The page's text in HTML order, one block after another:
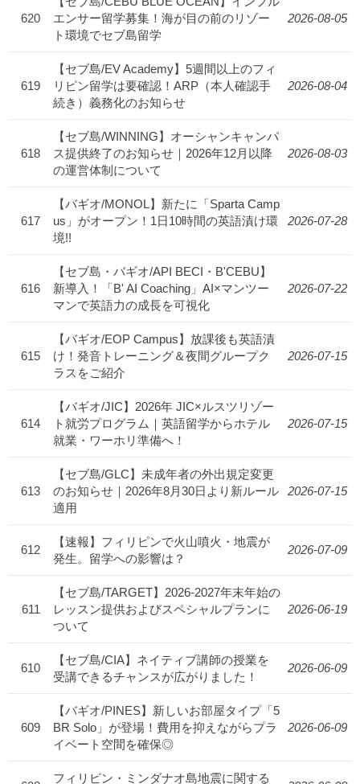
620
エンサー留学募集！海が目の前のリゾー
ト環境でセブ島留学
2026-08-05
619
【セブ島/EV Academy】5週間以上のフィ
リピン留学は要確認！ARP（本人確認手
続き）義務化のお知らせ
2026-08-04
618
【セブ島/WINNING】オーシャンキャンパ
ス提供終了のお知らせ｜2026年12月以降
の運営体制について
2026-08-03
617
【バギオ/MONOL】新たに「Sparta Camp
us」がオープン！1日10時間の英語漬け環
境!!
2026-07-28
616
【セブ島・バギオ/API BECI・B'CEBU】
新導入！「B' AI Coaching」AI×マンツー
マンで英語力の成長を可視化
2026-07-22
615
【バギオ/EOP Campus】放課後も英語漬
け！発音トレーニング＆夜間グループク
ラスをご紹介
2026-07-15
614
【バギオ/JIC】2026年 JIC×ルスツリゾー
ト就労プログラム｜英語留学からホテル
就業・ワーホリ準備へ！
2026-07-15
613
【セブ島/GLC】未成年者の外出規定変更
のお知らせ｜2026年8月30日より新ルール
適用
2026-07-15
612
【速報】フィリピンで火山噴火・地震が
発生。留学への影響は？
2026-07-09
611
【セブ島/TARGET】2026-2027年末年始の
レッスン提供およびスペシャルプランに
ついて
2026-06-19
610
【セブ島/CIA】ネイティブ講師の授業を
受講できるチャンスが広がりました！
2026-06-09
609
【バギオ/PINES】新しいお部屋タイプ「5
BR Solo」が登場！費用を抑えながらプラ
イベート空間を確保◎
2026-06-09
フィリピン・ミンダナオ島地震に関する